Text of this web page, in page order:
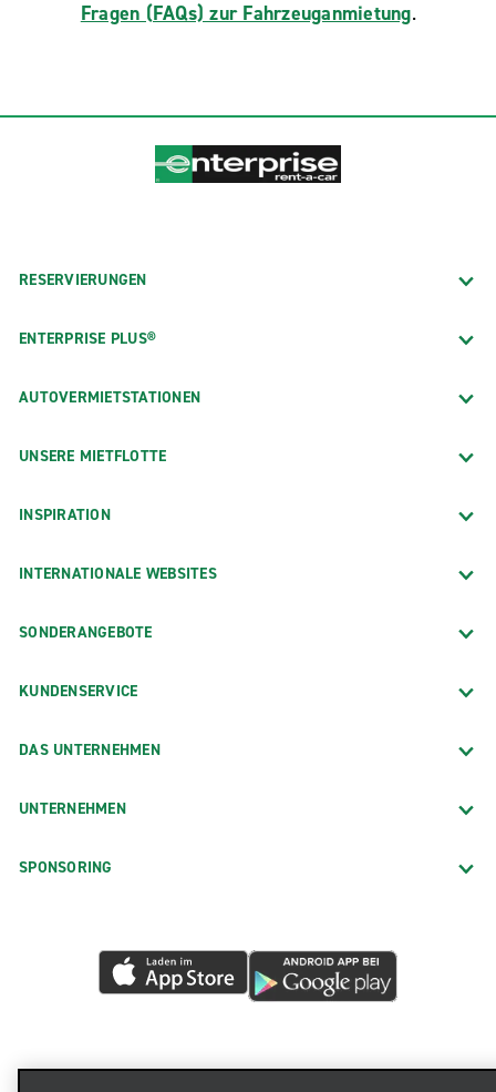
Fragen (FAQs) zur Fahrzeuganmietung.
RESERVIERUNGEN
ENTERPRISE PLUS®
AUTOVERMIETSTATIONEN
UNSERE MIETFLOTTE
INSPIRATION
INTERNATIONALE WEBSITES
SONDERANGEBOTE
KUNDENSERVICE
DAS UNTERNEHMEN
UNTERNEHMEN
SPONSORING